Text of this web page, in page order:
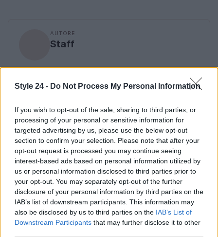
Style 24 - Do Not Process My Personal Information
If you wish to opt-out of the sale, sharing to third parties, or
processing of your personal or sensitive information for
targeted advertising by us, please use the below opt-out
section to confirm your selection. Please note that after your
opt-out request is processed you may continue seeing
interest-based ads based on personal information utilized by
us or personal information disclosed to third parties prior to
your opt-out. You may separately opt-out of the further
disclosure of your personal information by third parties on the
IAB’s list of downstream participants. This information may
also be disclosed by us to third parties on the IAB’s List of
Downstream Participants that may further disclose it to other
AUTORE
Staff